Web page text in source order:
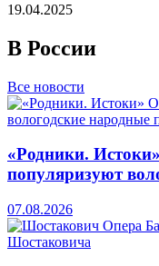
19.04.2025
В России
Все новости
«Родники.
популяризуют
07.08.2026